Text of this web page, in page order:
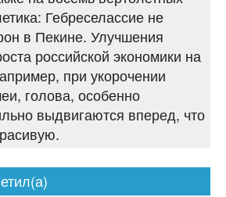
Гебреселассие не
в Пекине. Улучшения
российской экономики на
при укорочении
голова, особенно
выдвигаются вперед, что